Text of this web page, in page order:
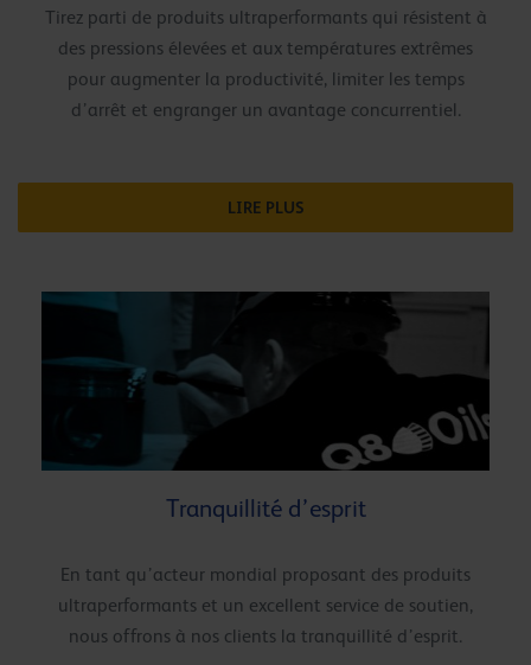
Tirez parti de produits ultraperformants qui résistent à
des pressions élevées et aux températures extrêmes
pour augmenter la productivité, limiter les temps
d’arrêt et engranger un avantage concurrentiel.
LIRE PLUS
Tranquillité d’esprit
En tant qu’acteur mondial proposant des produits
ultraperformants et un excellent service de soutien,
nous offrons à nos clients la tranquillité d’esprit.